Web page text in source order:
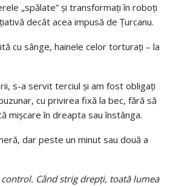
„spălate” şi transformaţi în roboţi
decât acea impusă de Țurcanu.
cu sânge, hainele celor torturaţi – la
s-a servit terciul şi am fost obligaţi
cu privirea fixă la bec, fără să
mişcare în dreapta sau înstânga.
dar peste un minut sau două a
Când strig drepţi, toată lumea